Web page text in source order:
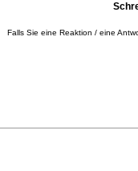
Falls Sie eine Reaktion / eine